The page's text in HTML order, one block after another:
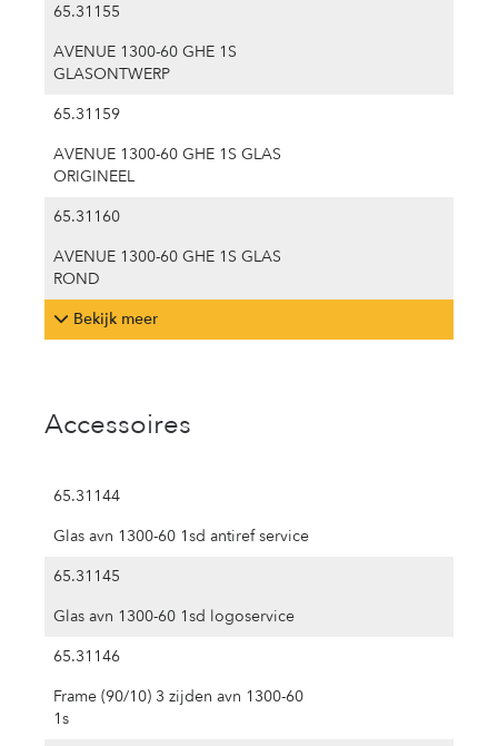
65.31155
AVENUE 1300-60 GHE 1S
GLASONTWERP
65.31159
AVENUE 1300-60 GHE 1S GLAS
ORIGINEEL
65.31160
AVENUE 1300-60 GHE 1S GLAS
ROND
Bekijk meer
Accessoires
65.31144
Glas avn 1300-60 1sd antiref service
65.31145
Glas avn 1300-60 1sd logoservice
65.31146
Frame (90/10) 3 zijden avn 1300-60
1s